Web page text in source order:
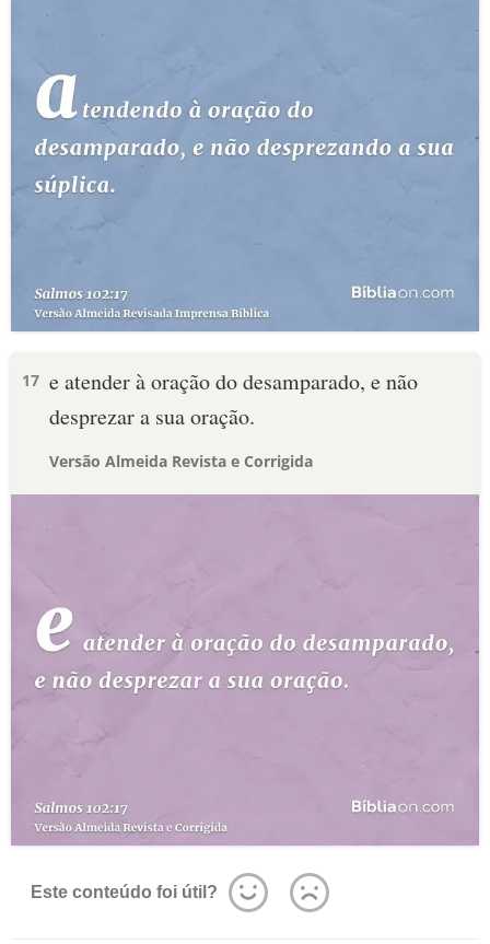
17 e atender à oração do desamparado, e não
desprezar a sua oração.
Versão Almeida Revista e Corrigida
Este conteúdo foi útil?